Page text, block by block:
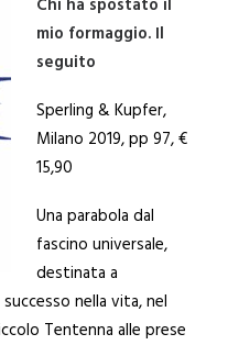
Chi ha spostato il
mio formaggio. Il
seguito
Sperling & Kupfer,
Milano 2019, pp 97, €
15,90
Una parabola dal
fascino universale,
destinata a
nella vita, nel
Tentenna alle prese